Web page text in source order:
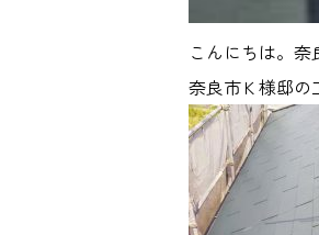
こんにちは。奈
奈良市Ｋ様邸の